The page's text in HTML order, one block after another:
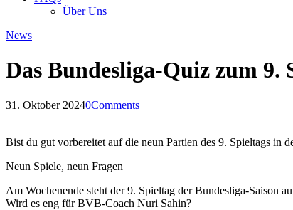
Über Uns
News
Das Bundesliga-Quiz zum 9.
31. Oktober 20240Comments
Bist du gut vorbereitet auf die neun Partien des 9. Spieltags in
Neun Spiele, neun Fragen
Am Wochenende steht der 9. Spieltag der Bundesliga-Saison
Wird es eng für BVB-Coach Nuri Sahin?